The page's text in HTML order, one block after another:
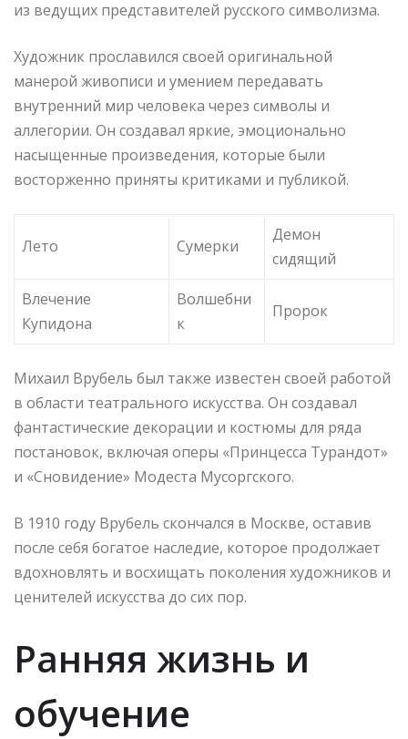
из ведущих представителей русского символизма.
Художник прославился своей оригинальной
манерой живописи и умением передавать
внутренний мир человека через символы и
аллегории. Он создавал яркие, эмоционально
насыщенные произведения, которые были
восторженно приняты критиками и публикой.
Лето Сумерки
Демон
сидящий
Влечение
Купидона
Волшебни
к
Пророк
Михаил Врубель был также известен своей работой
в области театрального искусства. Он создавал
фантастические декорации и костюмы для ряда
постановок, включая оперы «Принцесса Турандот»
и «Сновидение» Модеста Мусоргского.
В 1910 году Врубель скончался в Москве, оставив
после себя богатое наследие, которое продолжает
вдохновлять и восхищать поколения художников и
ценителей искусства до сих пор.
Ранняя жизнь и
обучение